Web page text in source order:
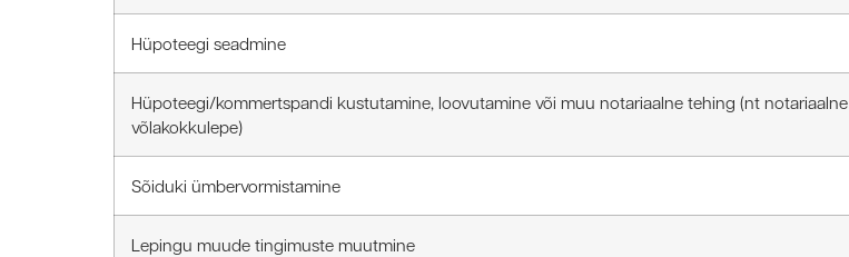
Hüpoteegi seadmine
Hüpoteegi/kommertspandi kustutamine, loovutamine või muu notariaalne tehing (nt notariaalne
võlakokkulepe)
Sõiduki ümbervormistamine
Lepingu muude tingimuste muutmine